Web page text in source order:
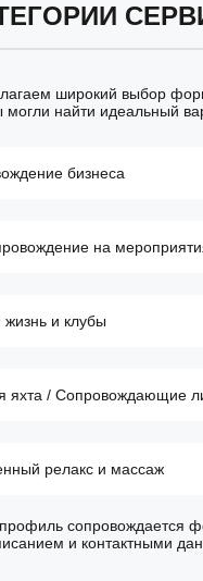
широкий выбор
могли найти идеальный
бизнеса
на
жизнь и клубы
яхта / Сопровождающие
релакс и массаж
сопровождается
и контактными